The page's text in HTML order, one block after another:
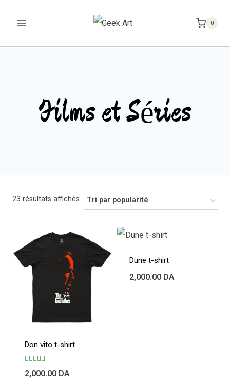
0
Films et Séries
23 résultats affichés Trié
Don vito t-shirt
Note
5.00
2,000.00 DA
Dune t-shirt
2,000.00 DA